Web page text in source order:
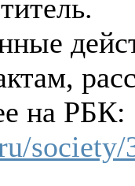
на РБК:
society/